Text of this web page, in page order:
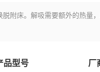
附床。解吸需要额外的热量
品型号 厂